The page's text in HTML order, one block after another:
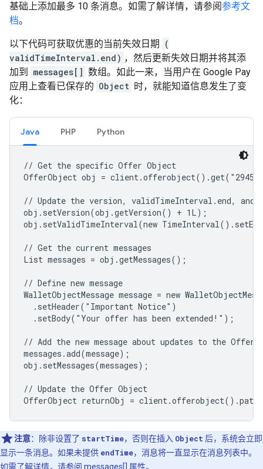
基础上添加最多 10 条消息。如需了解详情，请参阅参考文
档。
以下代码可获取优惠的当前失效日期
(
validTimeInterval.end) ，然后更新失效日期并将其添
加到
messages[] 数组。如此一来，当用户在 Google Pay
应用上查看已保存的 Object 时，就能知道信息发生了变
化：
Java PHP Python
// Get the specific Offer Object
OfferObject obj =
// Update the version, validTimeInterval.end, and
obj.setVersion(obj.getVersion() + 1L);
obj.setValidTimeInterval(new
// Get the current messages
List messages = obj.getMessages();
// Define new message
WalletObjectMessage message = new
  .setHeader("Important Notice")
  .setBody("Your offer has been extended!");
// Add the new message about updates to the Offer
messages.add(message);
obj.setMessages(messages);
// Update the Offer Object
OfferObject returnObj =
注意：除非设置了 startTime，否则在插入 Object 后，系统会立即
显示一条消息。如果未提供 endTime，消息将一直显示在消息列表中。
如需了解详情，请参阅 messages[] 属性。